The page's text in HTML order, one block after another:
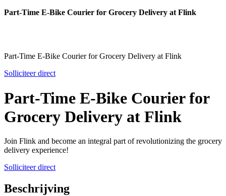
Part-Time E-Bike Courier for Grocery Delivery at Flink
Part-Time E-Bike Courier for Grocery Delivery at Flink
Solliciteer direct
Part-Time E-Bike Courier for
Grocery Delivery at Flink
Join Flink and become an integral part of revolutionizing the grocery
delivery experience!
Solliciteer direct
Beschrijving